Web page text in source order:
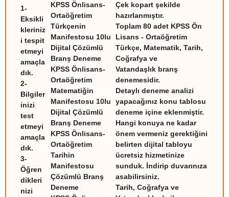
1-
Eksikli
kleriniz
i tespit
etmeyi
amaçla
dık.
2-
Bilgiler
inizi
test
etmeyi
amaçla
dık.
3-
Öğren
dikleri
nizi
KPSS Önlisans-
Ortaöğretim
Türkçenin
Manifestosu 10lu
Dijital Çözümlü
Branş Deneme
KPSS Önlisans-
Ortaöğretim
Matematiğin
Manifestosu 10lu
Dijital Çözümlü
Branş Deneme
KPSS Önlisans-
Ortaöğretim
Tarihin
Manifestosu
Çözümlü Branş
Deneme
Çek kopart şekilde
hazırlanmıştır.
Toplam 80 adet KPSS Ön
Lisans - Ortaöğretim
Türkçe, Matematik, Tarih,
Coğrafya ve
Vatandaşlık branş
denemesidir.
Detaylı deneme analizi
yapacağınız konu tablosu
deneme içine eklenmiştir.
Hangi konuya ne kadar
önem vermeniz gerektiğini
belirten dijital tabloyu
ücretsiz hizmetinize
sunduk. İndirip duvarınıza
asabilirsiniz.
Tarih, Coğrafya ve